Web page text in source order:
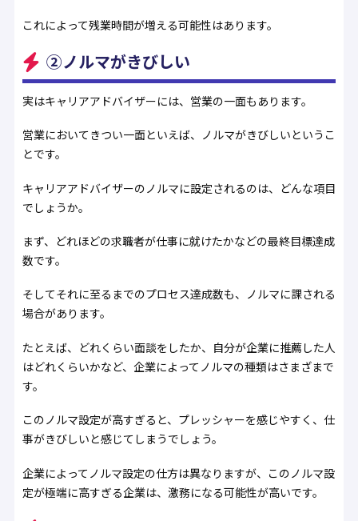
これによって残業時間が増える可能性はあります。
②ノルマがきびしい
実はキャリアアドバイザーには、営業の一面もあります。
営業においてきつい一面といえば、ノルマがきびしいというこ
とです。
キャリアアドバイザーのノルマに設定されるのは、どんな項目
でしょうか。
まず、どれほどの求職者が仕事に就けたかなどの最終目標達成
数です。
そしてそれに至るまでのプロセス達成数も、ノルマに課される
場合があります。
たとえば、どれくらい面談をしたか、自分が企業に推薦した人
はどれくらいかなど、企業によってノルマの種類はさまざまで
す。
このノルマ設定が高すぎると、プレッシャーを感じやすく、仕
事がきびしいと感じてしまうでしょう。
企業によってノルマ設定の仕方は異なりますが、このノルマ設
定が極端に高すぎる企業は、激務になる可能性が高いです。